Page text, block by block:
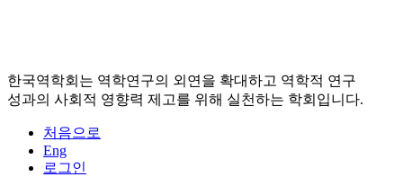
한국역학회는 역학연구의 외연을 확대하고 역학적 연구
성과의 사회적 영향력 제고를 위해 실천하는 학회입니다.
처음으로
Eng
로그인